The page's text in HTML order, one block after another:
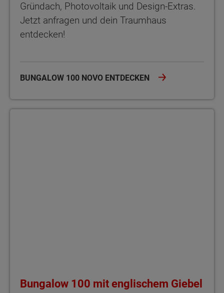
Gründach, Photovoltaik und Design-Extras.
Jetzt anfragen und dein Traumhaus
entdecken!
BUNGALOW 100 NOVO ENTDECKEN
Bungalow 100 mit englischem Giebel